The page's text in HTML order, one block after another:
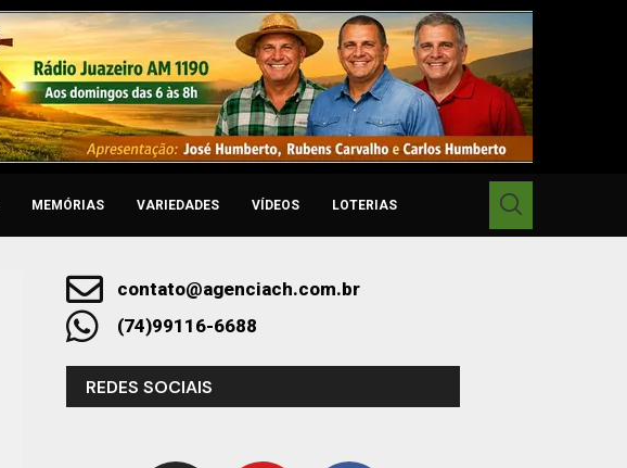
MEMÓRIAS VARIEDADES VÍDEOS LOTERIAS
contato@agenciach.com.br
(74)99116-6688
REDES SOCIAIS